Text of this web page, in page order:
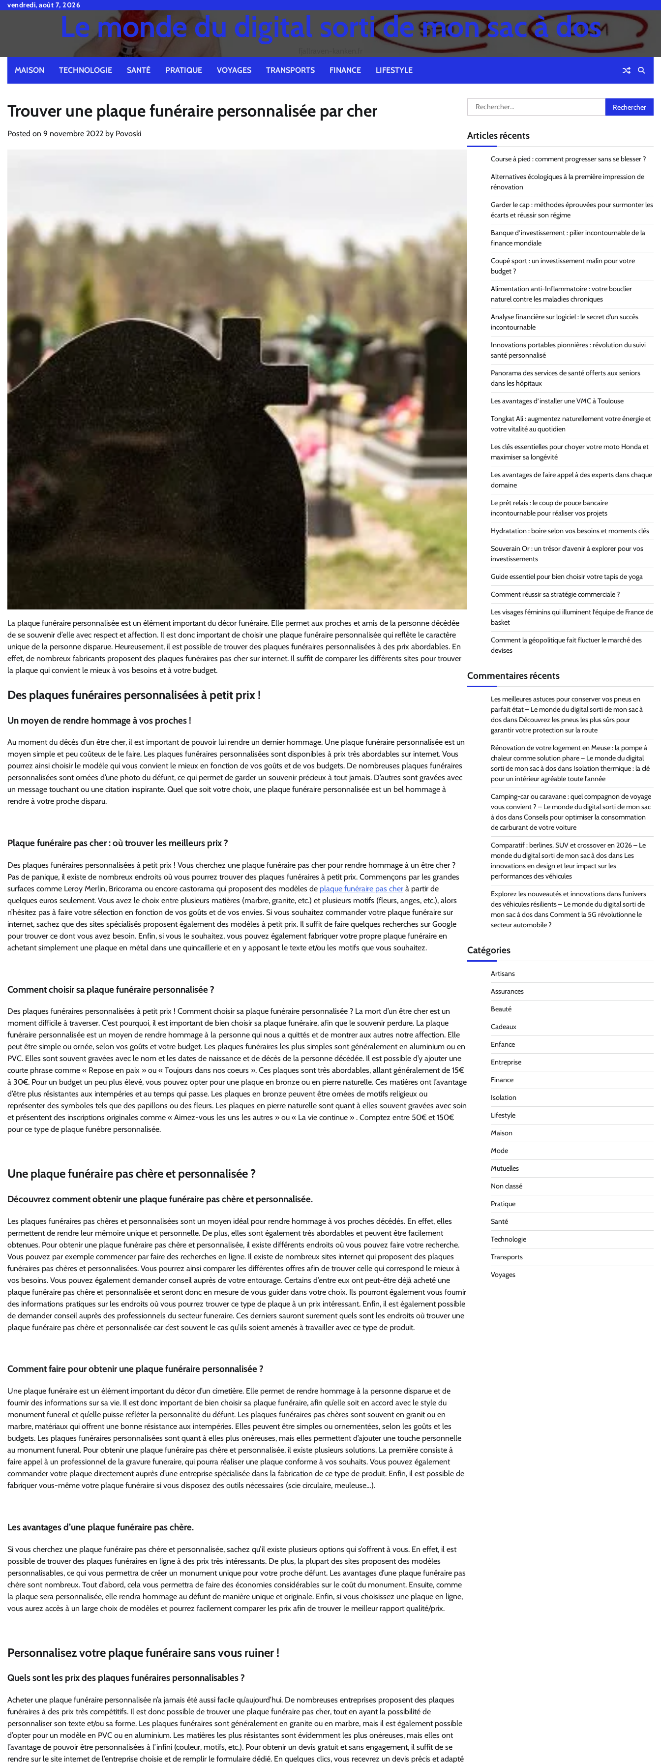
Skipvendredi, août 7, 2026
Le monde du digital sorti de mon sac à dos
MAISON TECHNOLOGIE SANTÉ PRATIQUE VOYAGES TRANSPORTS FINANCE LIFESTYLE
Trouver une plaque funéraire personnalisée par cher
Posted on 9 novembre 2022 by Povoski
La plaque funéraire personnalisée est un élément important du décor funéraire. Elle permet aux proches et amis de la personne décédée
de se souvenir d’elle avec respect et affection. Il est donc important de choisir une plaque funéraire personnalisée qui reflète le caractère
unique de la personne disparue. Heureusement, il est possible de trouver des plaques funéraires personnalisées à des prix abordables. En
effet, de nombreux fabricants proposent des plaques funéraires pas cher sur internet. Il suffit de comparer les différents sites pour trouver
la plaque qui convient le mieux à vos besoins et à votre budget.
Des plaques funéraires personnalisées à petit prix !
Un moyen de rendre hommage à vos proches !
Au moment du décès d’un être cher, il est important de pouvoir lui rendre un dernier hommage. Une plaque funéraire personnalisée est un
moyen simple et peu coûteux de le faire. Les plaques funéraires personnalisées sont disponibles à prix très abordables sur internet. Vous
pourrez ainsi choisir le modèle qui vous convient le mieux en fonction de vos goûts et de vos budgets. De nombreuses plaques funéraires
personnalisées sont ornées d’une photo du défunt, ce qui permet de garder un souvenir précieux à tout jamais. D’autres sont gravées avec
un message touchant ou une citation inspirante. Quel que soit votre choix, une plaque funéraire personnalisée est un bel hommage à
rendre à votre proche disparu.
Plaque funéraire pas cher : où trouver les meilleurs prix ?
Des plaques funéraires personnalisées à petit prix ! Vous cherchez une plaque funéraire pas cher pour rendre hommage à un être cher ?
Pas de panique, il existe de nombreux endroits où vous pourrez trouver des plaques funéraires à petit prix. Commençons par les grandes
surfaces comme Leroy Merlin, Bricorama ou encore castorama qui proposent des modèles de plaque funéraire pas cher à partir de
quelques euros seulement. Vous avez le choix entre plusieurs matières (marbre, granite, etc.) et plusieurs motifs (fleurs, anges, etc.), alors
n’hésitez pas à faire votre sélection en fonction de vos goûts et de vos envies. Si vous souhaitez commander votre plaque funéraire sur
internet, sachez que des sites spécialisés proposent également des modèles à petit prix. Il suffit de faire quelques recherches sur Google
pour trouver ce dont vous avez besoin. Enfin, si vous le souhaitez, vous pouvez également fabriquer votre propre plaque funéraire en
achetant simplement une plaque en métal dans une quincaillerie et en y apposant le texte et/ou les motifs que vous souhaitez.
Comment choisir sa plaque funéraire personnalisée ?
Des plaques funéraires personnalisées à petit prix ! Comment choisir sa plaque funéraire personnalisée ? La mort d’un être cher est un
moment difficile à traverser. C’est pourquoi, il est important de bien choisir sa plaque funéraire, afin que le souvenir perdure. La plaque
funéraire personnalisée est un moyen de rendre hommage à la personne qui nous a quittés et de montrer aux autres notre affection. Elle
peut être simple ou ornée, selon vos goûts et votre budget. Les plaques funéraires les plus simples sont généralement en aluminium ou en
PVC. Elles sont souvent gravées avec le nom et les dates de naissance et de décès de la personne décédée. Il est possible d’y ajouter une
courte phrase comme « Repose en paix » ou « Toujours dans nos coeurs ». Ces plaques sont très abordables, allant généralement de 15€
à 30€. Pour un budget un peu plus élevé, vous pouvez opter pour une plaque en bronze ou en pierre naturelle. Ces matières ont l’avantage
d’être plus résistantes aux intempéries et au temps qui passe. Les plaques en bronze peuvent être ornées de motifs religieux ou
représenter des symboles tels que des papillons ou des fleurs. Les plaques en pierre naturelle sont quant à elles souvent gravées avec soin
et présentent des inscriptions originales comme « Aimez-vous les uns les autres » ou « La vie continue » . Comptez entre 50€ et 150€
pour ce type de plaque funèbre personnalisée.
Une plaque funéraire pas chère et personnalisée ?
Découvrez comment obtenir une plaque funéraire pas chère et personnalisée.
Les plaques funéraires pas chères et personnalisées sont un moyen idéal pour rendre hommage à vos proches décédés. En effet, elles
permettent de rendre leur mémoire unique et personnelle. De plus, elles sont également très abordables et peuvent être facilement
obtenues. Pour obtenir une plaque funéraire pas chère et personnalisée, il existe différents endroits où vous pouvez faire votre recherche.
Vous pouvez par exemple commencer par faire des recherches en ligne. Il existe de nombreux sites internet qui proposent des plaques
funéraires pas chères et personnalisées. Vous pourrez ainsi comparer les différentes offres afin de trouver celle qui correspond le mieux à
vos besoins. Vous pouvez également demander conseil auprès de votre entourage. Certains d’entre eux ont peut-être déjà acheté une
plaque funéraire pas chère et personnalisée et seront donc en mesure de vous guider dans votre choix. Ils pourront également vous fournir
des informations pratiques sur les endroits où vous pourrez trouver ce type de plaque à un prix intéressant. Enfin, il est également possible
de demander conseil auprès des professionnels du secteur funeraire. Ces derniers sauront surement quels sont les endroits où trouver une
plaque funéraire pas chère et personnalisée car c’est souvent le cas qu’ils soient amenés à travailler avec ce type de produit.
Comment faire pour obtenir une plaque funéraire personnalisée ?
Une plaque funéraire est un élément important du décor d’un cimetière. Elle permet de rendre hommage à la personne disparue et de
fournir des informations sur sa vie. Il est donc important de bien choisir sa plaque funéraire, afin qu’elle soit en accord avec le style du
monument funeral et qu’elle puisse refléter la personnalité du défunt. Les plaques funéraires pas chères sont souvent en granit ou en
marbre, matériaux qui offrent une bonne résistance aux intempéries. Elles peuvent être simples ou ornementées, selon les goûts et les
budgets. Les plaques funéraires personnalisées sont quant à elles plus onéreuses, mais elles permettent d’ajouter une touche personnelle
au monument funeral. Pour obtenir une plaque funéraire pas chère et personnalisée, il existe plusieurs solutions. La première consiste à
faire appel à un professionnel de la gravure funeraire, qui pourra réaliser une plaque conforme à vos souhaits. Vous pouvez également
commander votre plaque directement auprès d’une entreprise spécialisée dans la fabrication de ce type de produit. Enfin, il est possible de
fabriquer vous-même votre plaque funéraire si vous disposez des outils nécessaires (scie circulaire, meuleuse…).
Les avantages d’une plaque funéraire pas chère.
Si vous cherchez une plaque funéraire pas chère et personnalisée, sachez qu’il existe plusieurs options qui s’offrent à vous. En effet, il est
possible de trouver des plaques funéraires en ligne à des prix très intéressants. De plus, la plupart des sites proposent des modèles
personnalisables, ce qui vous permettra de créer un monument unique pour votre proche défunt. Les avantages d’une plaque funéraire pas
chère sont nombreux. Tout d’abord, cela vous permettra de faire des économies considérables sur le coût du monument. Ensuite, comme
la plaque sera personnalisée, elle rendra hommage au défunt de manière unique et originale. Enfin, si vous choisissez une plaque en ligne,
vous aurez accès à un large choix de modèles et pourrez facilement comparer les prix afin de trouver le meilleur rapport qualité/prix.
Personnalisez votre plaque funéraire sans vous ruiner !
Quels sont les prix des plaques funéraires personnalisables ?
Acheter une plaque funéraire personnalisée n’a jamais été aussi facile qu’aujourd’hui. De nombreuses entreprises proposent des plaques
funéraires à des prix très compétitifs. Il est donc possible de trouver une plaque funéraire pas cher, tout en ayant la possibilité de
personnaliser son texte et/ou sa forme. Les plaques funéraires sont généralement en granite ou en marbre, mais il est également possible
d’opter pour un modèle en PVC ou en aluminium. Les matières les plus résistantes sont évidemment les plus onéreuses, mais elles ont
l’avantage de pouvoir être personnalisées à l’infini (couleur, motifs, etc.). Pour obtenir un devis gratuit et sans engagement, il suffit de se
rendre sur le site internet de l’entreprise choisie et de remplir le formulaire dédié. En quelques clics, vous recevrez un devis précis et adapté
Rechercher :
Articles récents
Course à pied : comment progresser sans se blesser ?
Alternatives écologiques à la première impression de
rénovation
Garder le cap : méthodes éprouvées pour surmonter les
écarts et réussir son régime
Banque d’investissement : pilier incontournable de la
finance mondiale
Coupé sport : un investissement malin pour votre
budget ?
Alimentation anti-Inflammatoire : votre bouclier
naturel contre les maladies chroniques
Analyse financière sur logiciel : le secret d’un succès
incontournable
Innovations portables pionnières : révolution du suivi
santé personnalisé
Panorama des services de santé offerts aux seniors
dans les hôpitaux
Les avantages d’installer une VMC à Toulouse
Tongkat Ali : augmentez naturellement votre énergie et
votre vitalité au quotidien
Les clés essentielles pour choyer votre moto Honda et
maximiser sa longévité
Les avantages de faire appel à des experts dans chaque
domaine
Le prêt relais : le coup de pouce bancaire
incontournable pour réaliser vos projets
Hydratation : boire selon vos besoins et moments clés
Souverain Or : un trésor d’avenir à explorer pour vos
investissements
Guide essentiel pour bien choisir votre tapis de yoga
Comment réussir sa stratégie commerciale ?
Les visages féminins qui illuminent l’équipe de France de
basket
Comment la géopolitique fait fluctuer le marché des
devises
Commentaires récents
Les meilleures astuces pour conserver vos pneus en
parfait état – Le monde du digital sorti de mon sac à
dosdans Découvrez les pneus les plus sûrs pour
garantir votre protection sur la route
Rénovation de votre logement en Meuse : la pompe à
chaleur comme solution phare – Le monde du digital
sorti de mon sac à dosdans Isolation thermique : la clé
pour un intérieur agréable toute l’année
Camping-car ou caravane : quel compagnon de voyage
vous convient ? – Le monde du digital sorti de mon sac
à dosdansConseils pour optimiser la consommation
de carburant de votre voiture
Comparatif : berlines, SUV et crossover en 2026 – Le
monde du digital sorti de mon sac à dosdans Les
innovations en design et leur impact sur les
performances des véhicules
Explorez les nouveautés et innovations dans l’univers
des véhicules résilients – Le monde du digital sorti de
mon sac à dosdansComment la 5G révolutionne le
secteur automobile ?
Catégories
Artisans
Assurances
Beauté
Cadeaux
Enfance
Entreprise
Finance
Isolation
Lifestyle
Maison
Mode
Mutuelles
Non classé
Pratique
Santé
Technologie
Transports
Voyages